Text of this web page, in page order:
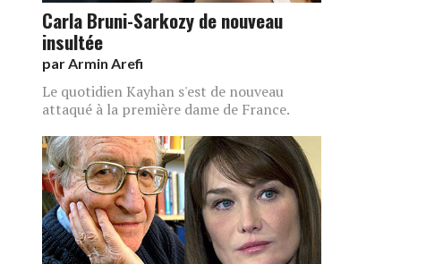
Carla Bruni-Sarkozy de nouveau
insultée
par Armin Arefi
Le quotidien Kayhan s'est de nouveau
attaqué à la première dame de France.